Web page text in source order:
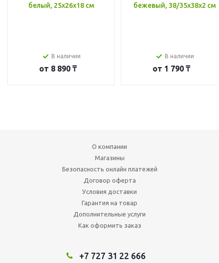
белый, 25x26x18 см
В наличии
от 8 890 ₸
бежевый, 38/35x38x2 см
В наличии
от 1 790 ₸
О компании
Магазины
Безопасность онлайн платежей
Договор оферта
Условия доставки
Гарантия на товар
Дополнительные услуги
Как оформить заказ
+7 727 31 22 666